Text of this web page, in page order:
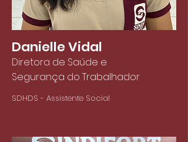
Danielle Vidal
Diretora de Saúde e
Segurança do Trabalhador
SDHDS - Assistente Social